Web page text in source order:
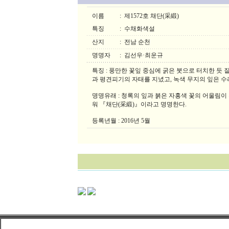
이름 : 제1572호 채단(采緞)
특징
: 수채화색설
산지
: 전남 순천
명명자
: 김선우·최운규
특징 : 풍만한 꽃잎 중심에 굵은 붓으로 터치한 듯
과 평견피기의 자태를 지녔고, 녹색 무지의 잎은
명명유래 : 청록의 잎과 붉은 자홍색 꽃의 어울림
워 『채단(采緞)』이라고 명명한다.
등록년월 : 2016년 5월